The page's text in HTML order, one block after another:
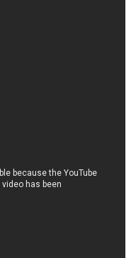
Thành phố Hồ Chí